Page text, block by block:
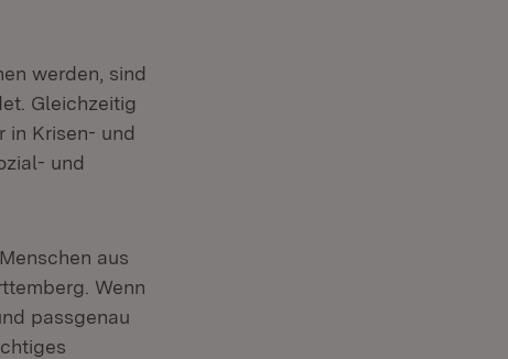
werden, sind
Gleichzeitig
in Krisen- und
und
aus
Wenn
passgenau